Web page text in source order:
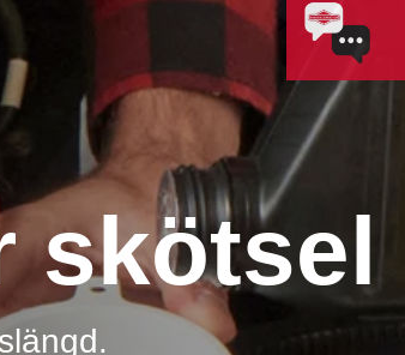
skötsel